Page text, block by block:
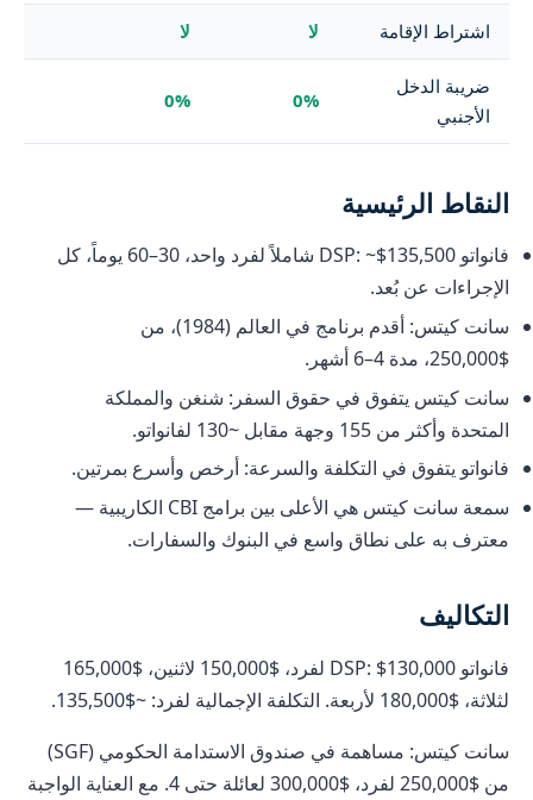
اشتراط الإقامة لا لا
ضريبة الدخل
الأجنبي
0%
0%
النقاط الرئيسية
فانواتو DSP: ~$135,500 شاملاً لفرد واحد، 30–60 يوماً، كل
الإجراءات عن بُعد.
سانت كيتس: أقدم برنامج في العالم (1984)، من
$250,000، مدة 4–6 أشهر.
سانت كيتس يتفوق في حقوق السفر: شنغن والمملكة
المتحدة وأكثر من 155 وجهة مقابل ~130 لفانواتو.
فانواتو يتفوق في التكلفة والسرعة: أرخص وأسرع بمرتين.
سمعة سانت كيتس هي الأعلى بين برامج CBI الكاريبية —
معترف به على نطاق واسع في البنوك والسفارات.
التكاليف
فانواتو DSP: $130,000 لفرد، $150,000 لاثنين، $165,000
لثلاثة، $180,000 لأربعة. التكلفة الإجمالية لفرد: ~$135,500.
سانت كيتس: مساهمة في صندوق الاستدامة الحكومي (SGF)
من $250,000 لفرد، $300,000 لعائلة حتى 4. مع العناية الواجبة